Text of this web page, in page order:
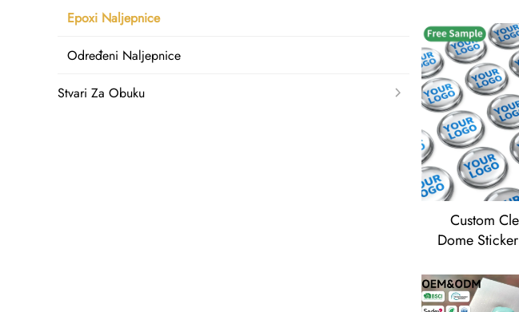
Epoxi Naljepnice
Određeni Naljepnice
Stvari Za Obuku
Decals with
for
Custom
Dome
Label